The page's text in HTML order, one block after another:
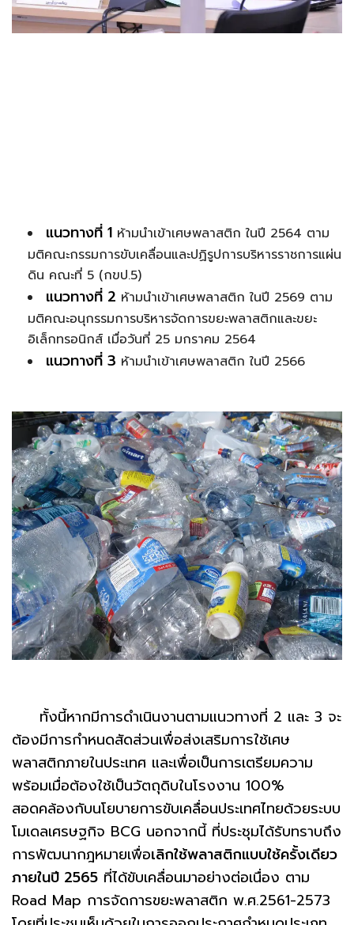
แนวทางที่ 1 ห้ามนำเข้าเศษพลาสติก ในปี 2564 ตาม
มติคณะกรรมการขับเคลื่อนและปฏิรูปการบริหารราชการแผ่น
ดิน คณะที่ 5 (กขป.5)
แนวทางที่ 2 ห้ามนำเข้าเศษพลาสติก ในปี 2569 ตาม
มติคณะอนุกรรมการบริหารจัดการขยะพลาสติกและขยะ
อิเล็กทรอนิกส์ เมื่อวันที่ 25 มกราคม 2564
แนวทางที่ 3 ห้ามนำเข้าเศษพลาสติก ในปี 2566
ทั้งนี้หากมีการดำเนินงานตามแนวทางที่ 2 และ 3 จะ
ต้องมีการกำหนดสัดส่วนเพื่อส่งเสริมการใช้เศษ
พลาสติกภายในประเทศ และเพื่อเป็นการเตรียมความ
พร้อมเมื่อต้องใช้เป็นวัตถุดิบในโรงงาน 100%
สอดคล้องกับนโยบายการขับเคลื่อนประเทศไทยด้วยระบบ
โมเดลเศรษฐกิจ BCG นอกจากนี้ ที่ประชุมได้รับทราบถึง
การพัฒนากฎหมายเพื่อเลิกใช้พลาสติกแบบใช้ครั้งเดียว
ภายในปี 2565 ที่ได้ขับเคลื่อนมาอย่างต่อเนื่อง ตาม
Road Map การจัดการขยะพลาสติก พ.ศ.2561-2573